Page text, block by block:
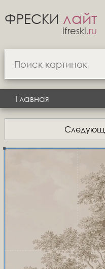
ФРЕСКИ лайт
ifreski.ru
Главная